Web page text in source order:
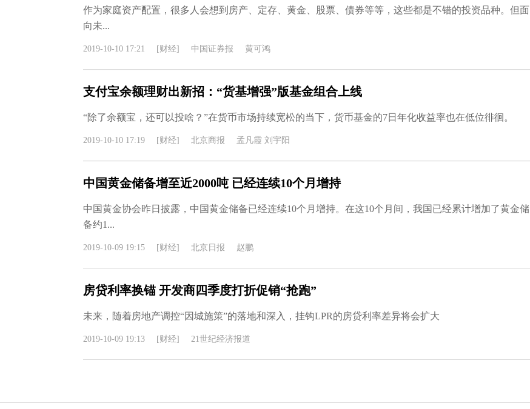
作为家庭资产配置，很多人会想到房产、定存、黄金、股票、债券等等，这些都是不错的投资品种。但面
向未...
2019-10-10 17:21 [财经] 中国证券报 黄可鸿
支付宝余额理财出新招：“货基增强”版基金组合上线
“除了余额宝，还可以投啥？”在货币市场持续宽松的当下，货币基金的7日年化收益率也在低位徘徊。
2019-10-10 17:19 [财经] 北京商报 孟凡霞 刘宇阳
中国黄金储备增至近2000吨 已经连续10个月增持
中国黄金协会昨日披露，中国黄金储备已经连续10个月增持。在这10个月间，我国已经累计增加了黄金储
备约1...
2019-10-09 19:15 [财经] 北京日报 赵鹏
房贷利率换锚 开发商四季度打折促销“抢跑”
未来，随着房地产调控“因城施策”的落地和深入，挂钩LPR的房贷利率差异将会扩大
2019-10-09 19:13 [财经] 21世纪经济报道